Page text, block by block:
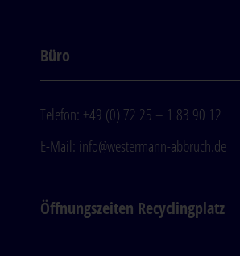
Büro
Telefon: +49 (0) 72 25 – 1 83 90 12
E-Mail: info@westermann-abbruch.de
Öffnungszeiten Recyclingplatz